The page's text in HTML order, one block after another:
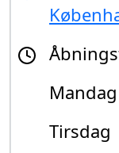
Mandag
Tirsdag